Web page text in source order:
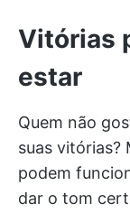
Vitórias
estar
Quem não
suas vitórias?
podem
dar o tom